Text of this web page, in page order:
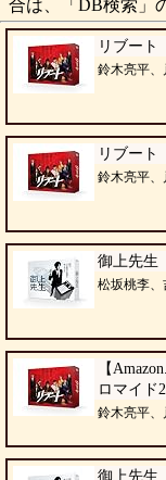
合は、「DB検索」
リブー
鈴木亮平
リブー
鈴木亮平
御上先
松坂桃李
【
ロマイド
鈴木亮平
御上先生